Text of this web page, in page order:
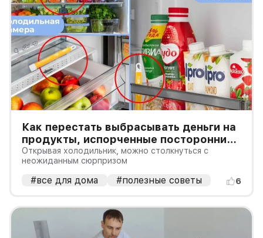
Как перестать выбрасывать деньги на
продукты, испорченные посторонними
запахами?
Открывая холодильник, можно столкнуться с
неожиданным сюрпризом
#все для дома #полезные советы 6